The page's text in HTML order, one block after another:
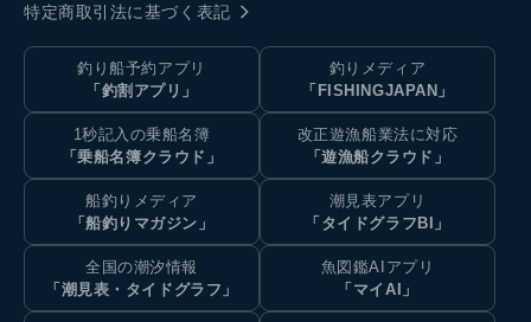
特定商取引法に基づく表記
釣り船予約アプリ
「釣割アプリ」
釣りメディア
「FISHINGJAPAN」
1秒記入の乗船名簿
「乗船名簿クラウド」
改正遊漁船業法に対応
「遊漁船クラウド」
船釣りメディア
「船釣りマガジン」
潮見表アプリ
「タイドグラフBI」
全国の潮汐情報
「潮見表・タイドグラフ」
魚図鑑AIアプリ
「マイAI」